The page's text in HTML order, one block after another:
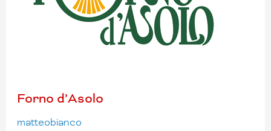
Forno d’Asolo
matteobianco